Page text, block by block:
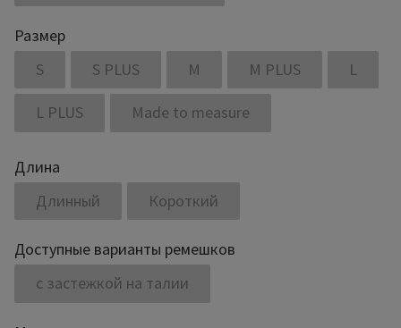
Размер
S
S PLUS M M PLUS L
L PLUS Made to measure
Длина
Длинный
Короткий
Доступные варианты ремешков
с застежкой на талии